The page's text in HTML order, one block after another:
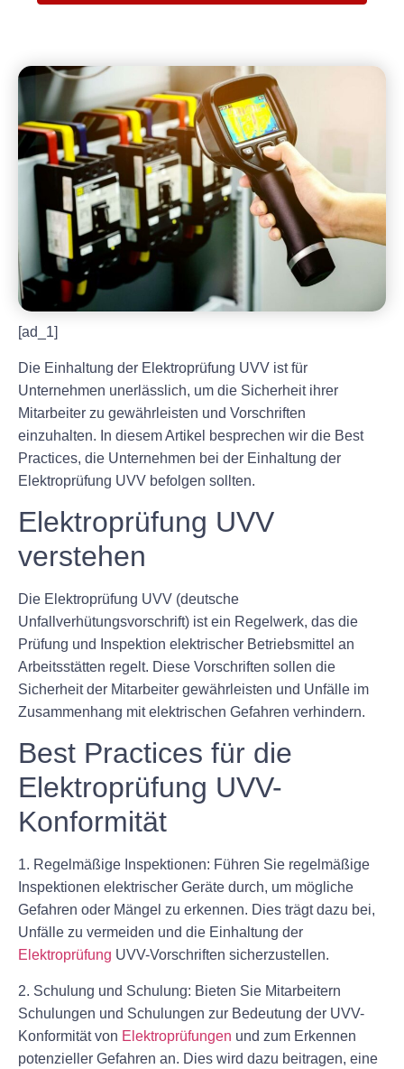
[ad_1]
Die Einhaltung der Elektroprüfung UVV ist für
Unternehmen unerlässlich, um die Sicherheit ihrer
Mitarbeiter zu gewährleisten und Vorschriften
einzuhalten. In diesem Artikel besprechen wir die Best
Practices, die Unternehmen bei der Einhaltung der
Elektroprüfung UVV befolgen sollten.
Elektroprüfung UVV
verstehen
Die Elektroprüfung UVV (deutsche
Unfallverhütungsvorschrift) ist ein Regelwerk, das die
Prüfung und Inspektion elektrischer Betriebsmittel an
Arbeitsstätten regelt. Diese Vorschriften sollen die
Sicherheit der Mitarbeiter gewährleisten und Unfälle im
Zusammenhang mit elektrischen Gefahren verhindern.
Best Practices für die
Elektroprüfung UVV-
Konformität
1. Regelmäßige Inspektionen: Führen Sie regelmäßige
Inspektionen elektrischer Geräte durch, um mögliche
Gefahren oder Mängel zu erkennen. Dies trägt dazu bei,
Unfälle zu vermeiden und die Einhaltung der
Elektroprüfung UVV-Vorschriften sicherzustellen.
2. Schulung und Schulung: Bieten Sie Mitarbeitern
Schulungen und Schulungen zur Bedeutung der UVV-
Konformität von Elektroprüfungen und zum Erkennen
potenzieller Gefahren an. Dies wird dazu beitragen, eine